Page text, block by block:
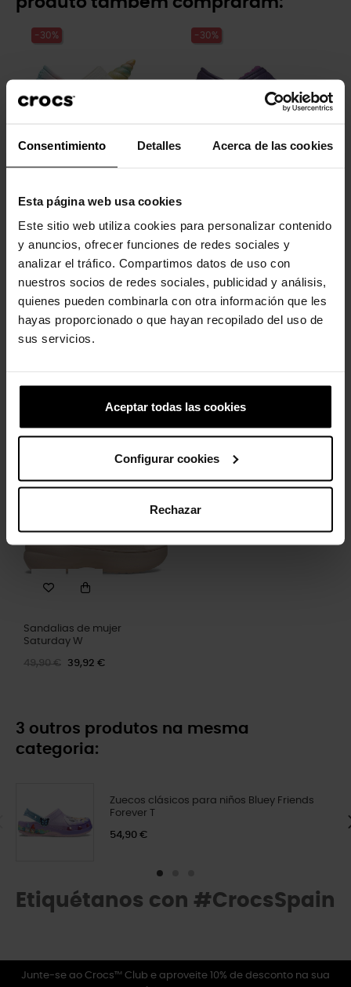
Consentimiento Detalles Acerca de las cookies
Esta página web usa cookies
Este sitio web utiliza cookies para personalizar contenido
y anuncios, ofrecer funciones de redes sociales y
analizar el tráfico. Compartimos datos de uso con
nuestros socios de redes sociales, publicidad y análisis,
quienes pueden combinarla con otra información que les
hayas proporcionado o que hayan recopilado del uso de
sus servicios.
Aceptar todas las cookies
Configurar cookies
Rechazar
-30%
clássicos...
-30%
-20%
Letra L
4,99 € 3,99 €
-20%
Sandalias de mujer
Saturday W
49,90 € 39,92 €
3 outros produtos na mesma
categoria:
Zuecos clásicos para niños Bluey Friends
Forever T
54,90 €
Etiquétanos con #CrocsSpain
Junte-se ao Crocs™ Club e aproveite 10% de desconto na sua